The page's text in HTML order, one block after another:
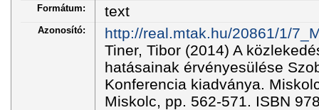
Formátum: text
Azonosító:
http://real.mtak.hu/20861/1/
Tiner, Tibor (2014) A
hatásainak érvényesülése
Konferencia kiadványa.
Miskolc, pp. 562-571. ISBN